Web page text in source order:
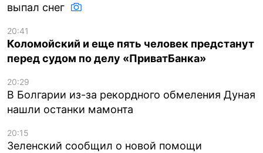
выпал снег
20:41
Коломойский и еще пять человек предстанут
перед судом по делу «ПриватБанка»
20:29
В Болгарии из-за рекордного обмеления Дуная
нашли останки мамонта
20:15
Зеленский сообщил о новой помощи